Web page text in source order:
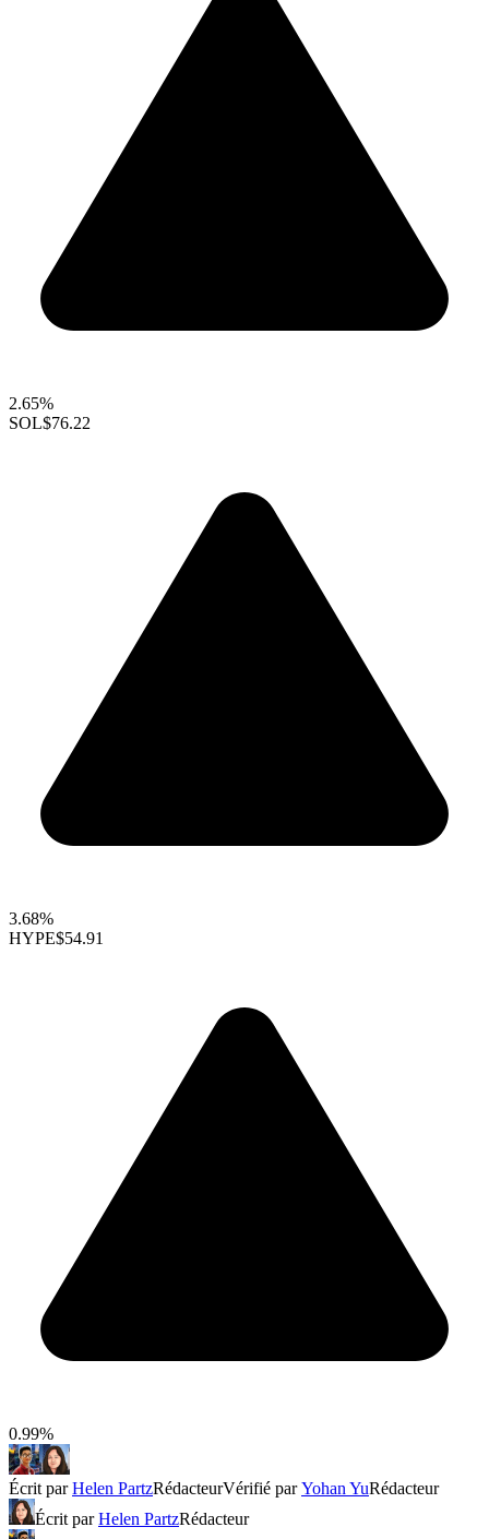
2.65%
SOL$76.22
3.68%
HYPE$54.91
0.99%
Écrit parHelen PartzRédacteurVérifié parYohan YuRédacteur
Écrit parHelen PartzRédacteur